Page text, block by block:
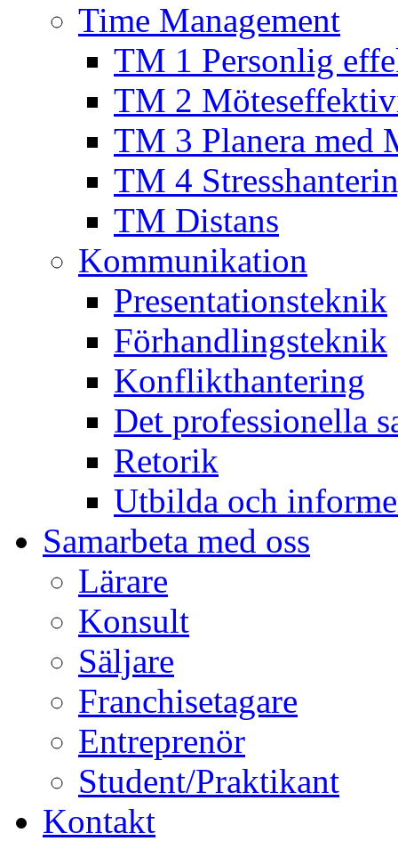
Time Management
TM 1 Personlig
TM 2
TM 3 Planera med
TM 4
TM Distans
Kommunikation
Presentationsteknik
Förhandlingsteknik
Konflikthantering
Det professionella
Retorik
Utbilda och
Samarbeta med oss
Lärare
Konsult
Säljare
Franchisetagare
Entreprenör
Student/Praktikant
Kontakt